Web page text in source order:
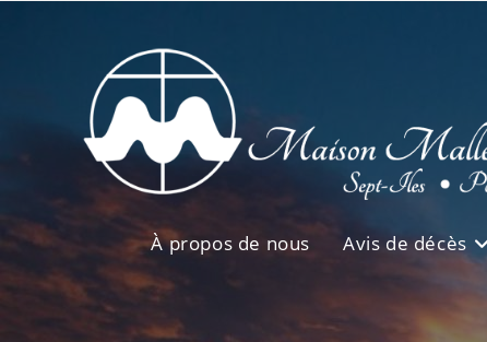
À propos de nous Avis de décès